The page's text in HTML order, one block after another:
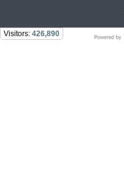
Visitors: 426,890